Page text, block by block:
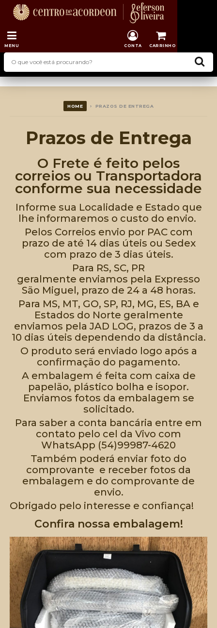
CARRINHO
CONTA
MENU
HOME › PRAZOS DE ENTREGA
Prazos de Entrega
O Frete é feito pelos
correios ou Transportadora
conforme sua necessidade
Informe sua Localidade e Estado que
lhe informaremos o custo do envio.
Pelos Correios envio por PAC com
prazo de até 14 dias úteis ou Sedex
com prazo de 3 dias úteis.
Para RS, SC, PR
geralmente enviamos pela Expresso
São Miguel, prazo de 24 a 48 horas.
Para MS, MT, GO, SP, RJ, MG, ES, BA e
Estados do Norte geralmente
enviamos pela JAD LOG, prazos de 3 a
10 dias úteis dependendo da distância.
O produto será enviado logo após a
confirmação do pagamento.
A embalagem é feita com caixa de
papelão, plástico bolha e isopor.
Enviamos fotos da embalagem se
solicitado.
Para saber a conta bancária entre em
contato pelo cel da Vivo com
WhatsApp (54)99987-4620
Também poderá enviar foto do
comprovante e receber fotos da
embalagem e do comprovante de
envio.
Obrigado pelo interesse e confiança!
Confira nossa embalagem!